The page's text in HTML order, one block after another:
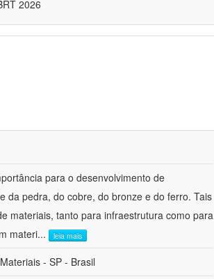
2026
para o desenvolvimento de
da pedra, do cobre, do bronze e do ferro. Tais
materiais, tanto para infraestrutura como para
materi... leia mais
- SP - Brasil